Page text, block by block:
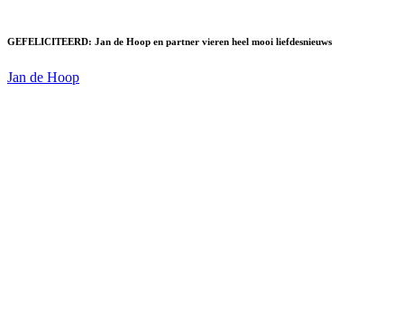
GEFELICITEERD: Jan de Hoop en partner vieren heel mooi liefdesnieuws
Jan de Hoop